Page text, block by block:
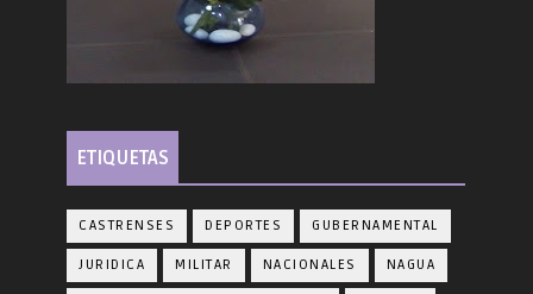
ETIQUETAS
CASTRENSES DEPORTES GUBERNAMENTAL
JURIDICA MILITAR NACIONALES NAGUA